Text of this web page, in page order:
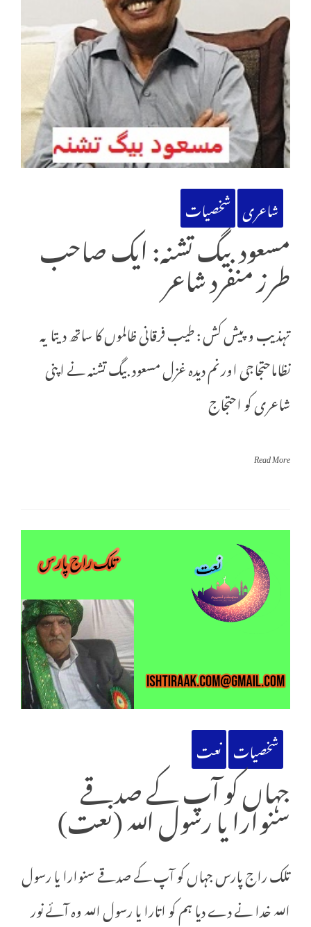
شاعری شخصیات
مسعود بیگ تشنہ: ایک صاحب
طرز منفرد شاعر
تہذیب و پیش کش : طیب فرقانی ظالموں کا ساتھ دیتا یہ
نظاماحتجاجی اور نم دیدہ غزل مسعود بیگ تشنہ نے اپنی
شاعری کو احتجاج
Read More
شخصیات نعت
جہاں کو آپ کے صدقے
سنوارا یا رسول اللہ (نعت)
تلک راج پارس جہاں کو آپ کے صدقے سنوارا یا رسول
اللہ خدا نے دے دیا ہم کو اتارا یا رسول اللہ وہ آئے نور